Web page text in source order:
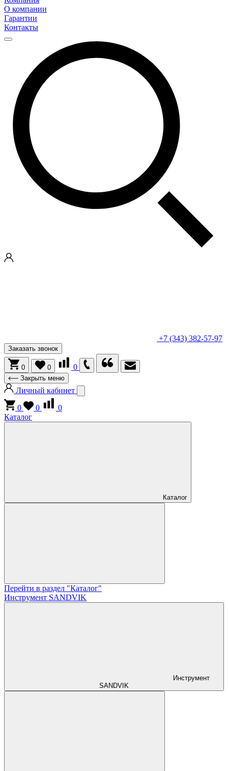
О компании
Гарантии
Контакты
+7 (343) 382-57-97
Заказать звонок
0 0 0
Закрыть меню
Личный кабинет
0
0
0
Каталог
Каталог
Перейти в раздел "Каталог"
Инструмент SANDVIK
Инструмент
SANDVIK